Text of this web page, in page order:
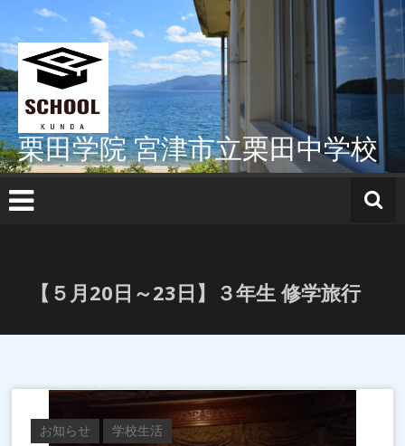
テ
ン
ツ
へ
ス
キ
ッ
プ
栗田学院 宮津市立栗田中学校
【５月20日～23日】３年生 修学旅行
お知らせ 学校生活